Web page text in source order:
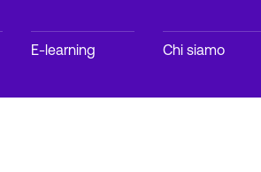
E-learning Chi siamo